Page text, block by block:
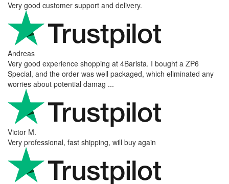
Very good customer support and delivery.
Andreas
Very good experience shopping at 4Barista. I bought a ZP6
Special, and the order was well packaged, which eliminated any
worries about potential damag ...
Victor M.
Very professional, fast shipping, will buy again